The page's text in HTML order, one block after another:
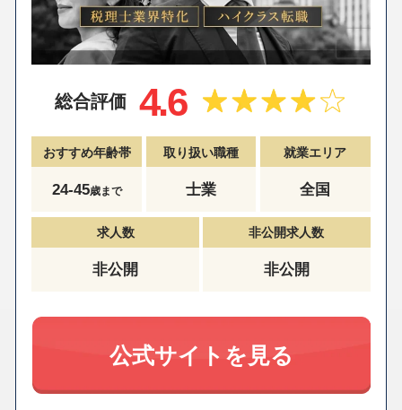
総合評価 4.6
おすすめ年齢帯
24-45歳まで
取り扱い職種
士業
就業エリア
全国
求人数
非公開
非公開求人数
非公開
公式サイトを見る